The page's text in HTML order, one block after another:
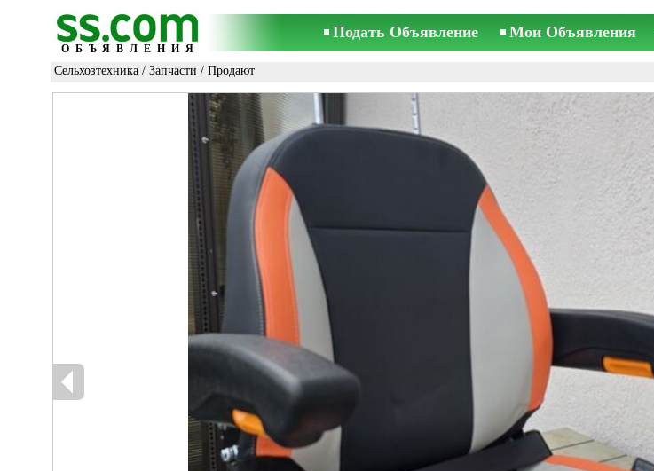
ОБЪЯВЛЕНИЯ
Подать Объявление Мои Объявления
Сельхозтехника / Запчасти / Продают